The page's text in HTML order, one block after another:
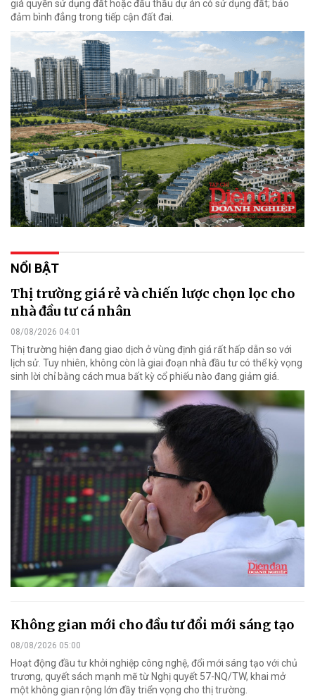
giá quyền sử dụng đất hoặc đấu thầu dự án có sử dụng đất; bảo
đảm bình đẳng trong tiếp cận đất đai.
NỔI BẬT
Thị trường giá rẻ và chiến lược chọn lọc cho
nhà đầu tư cá nhân
08/08/2026 04:01
Thị trường hiện đang giao dịch ở vùng định giá rất hấp dẫn so với
lịch sử. Tuy nhiên, không còn là giai đoạn nhà đầu tư có thể kỳ vọng
sinh lời chỉ bằng cách mua bất kỳ cổ phiếu nào đang giảm giá.
Không gian mới cho đầu tư đổi mới sáng tạo
08/08/2026 05:00
Hoạt động đầu tư khởi nghiệp công nghệ, đổi mới sáng tạo với chủ
trương, quyết sách mạnh mẽ từ Nghị quyết 57-NQ/TW, khai mở
một không gian rộng lớn đầy triển vọng cho thị trường.